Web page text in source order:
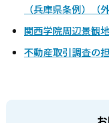
（兵庫県条例）（
関西学院周辺景観
不動産取引調査の